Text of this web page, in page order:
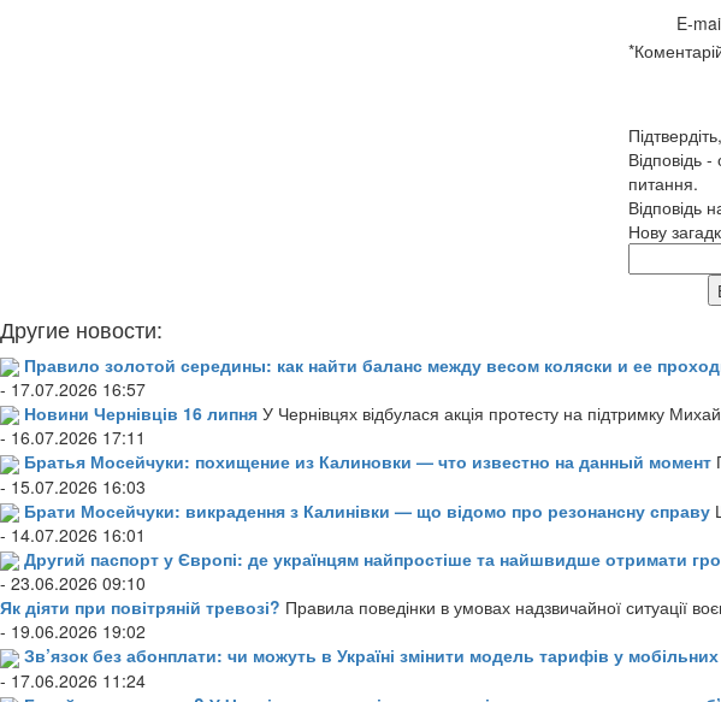
E-
*
Відповідь
питання.
Відповідь
Нову
Другие новости:
Правило золотой середины: как найти баланс между весом коляски и ее
- 17.07.2026 16:57
Новини Чернівців 16 липня У Чернівцях відбулася акція протесту на підтримку
- 16.07.2026 17:11
Братья Мосейчуки: похищение из Калиновки — что известно на данный момент
- 15.07.2026 16:03
Брати Мосейчуки: викрадення з Калинівки — що відомо про резонансну справу
- 14.07.2026 16:01
Другий паспорт у Європі: де українцям найпростіше та найшвидше отримати
- 23.06.2026 09:10
Як діяти при повітряній тревозі? Правила поведінки в умовах надзвичайної ситуації
- 19.06.2026 19:02
Зв’язок без абонплати: чи можуть в Україні змінити модель тарифів у
- 17.06.2026 11:24